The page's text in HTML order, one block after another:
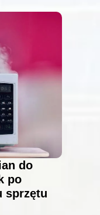
do
po
sprzętu